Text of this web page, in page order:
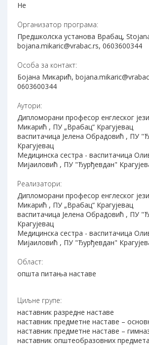
Не
Организатор програма:
Предшколска установа Врабац,
bojana.mikaric@vrabac.rs, 0603600344
Особа за контакт:
Бојана Микарић,
0603600344
Аутори:
Дипломорани професор енглеског
Микарић , ПУ „Врабац“ Крагујевац
васпитачица Јелена Обрадовић , ПУ
Крагујевац
Медицинска сестра - васпитачица
Мијаиловић , ПУ "Ђурђевдан"
Реализатори:
Дипломорани професор енглеског
Микарић , ПУ „Врабац“ Крагујевац
васпитачица Јелена Обрадовић , ПУ
Крагујевац
Медицинска сестра - васпитачица
Мијаиловић , ПУ "Ђурђевдан"
Област:
општа питања наставе
Циљне групе:
наставник разредне наставе
наставник предметне наставе –
наставник предметне наставе –
наставник општеобразовних